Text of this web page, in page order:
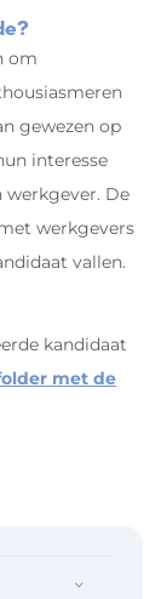
om
gewezen op
interesse
werkgever. De
werkgevers
vallen.
kandidaat
met de